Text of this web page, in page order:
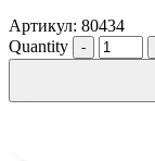
Артикул: 80434
Quantity